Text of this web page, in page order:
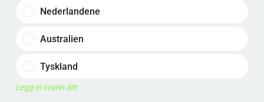
Nederlandene
Australien
Tyskland
Legg til svaret ditt